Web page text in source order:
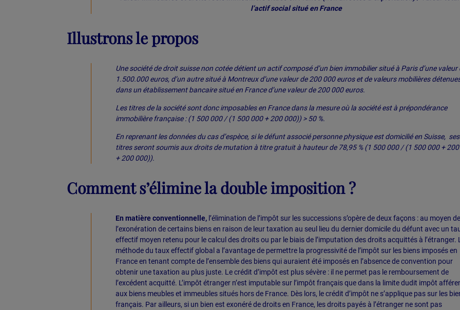
l’actif social situé en France
Illustrons le propos
Une société de droit suisse non cotée détient un actif composé d’un bien immobilier situé à Paris d’une valeur
1.500.000 euros, d’un autre situé à Montreux d’une valeur de 200 000 euros et de valeurs mobilières
dans un établissement bancaire situé en France d’une valeur de 200 000 euros.
Les titres de la société sont donc imposables en France dans la mesure où la société est à prépondérance
immobilière française : (1 500 000 / (1 500 000 + 200 000)) > 50 %.
En reprenant les données du cas d’espèce, si le défunt associé personne physique est domicilié en Suisse, ses
titres seront soumis aux droits de mutation à titre gratuit à hauteur de 78,95 % (1 500 000 / (1 500 000 +
+ 200 000)).
Comment s’élimine la double imposition ?
En matière conventionnelle,l’élimination de l’impôt sur les successions s’opère de deux façons : au moyen de
l’exonération de certains biens en raison de leur taxation au seul lieu du dernier domicile du défunt avec un
effectif moyen retenu pour le calcul des droits ou par le biais de l’imputation des droits acquittés à l’étranger.
méthode du taux effectif global a l’avantage de permettre la progressivité de l’impôt sur les biens imposés en
France en tenant compte de l’ensemble des biens qui auraient été imposés en l’absence de convention pour
obtenir une taxation au plus juste. Le crédit d’impôt est plus sévère : il ne permet pas le remboursement de
l’excédent acquitté. L’impôt étranger n’est imputable sur l’impôt français que dans la limite dudit impôt
aux biens meubles et immeubles situés hors de France. Dès lors, le crédit d’impôt ne s’applique pas sur les
français. Par ailleurs, si un bien est exonéré de droits en France, les droits payés à l’étranger ne sont pas